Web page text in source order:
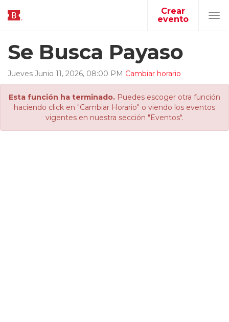
Crear
evento
Se Busca Payaso
Jueves Junio 11, 2026, 08:00 PM Cambiar horario
Esta función ha terminado. Puedes escoger otra función
haciendo click en "Cambiar Horario" o viendo los eventos
vigentes en nuestra sección "Eventos".